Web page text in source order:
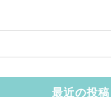
最近の投稿